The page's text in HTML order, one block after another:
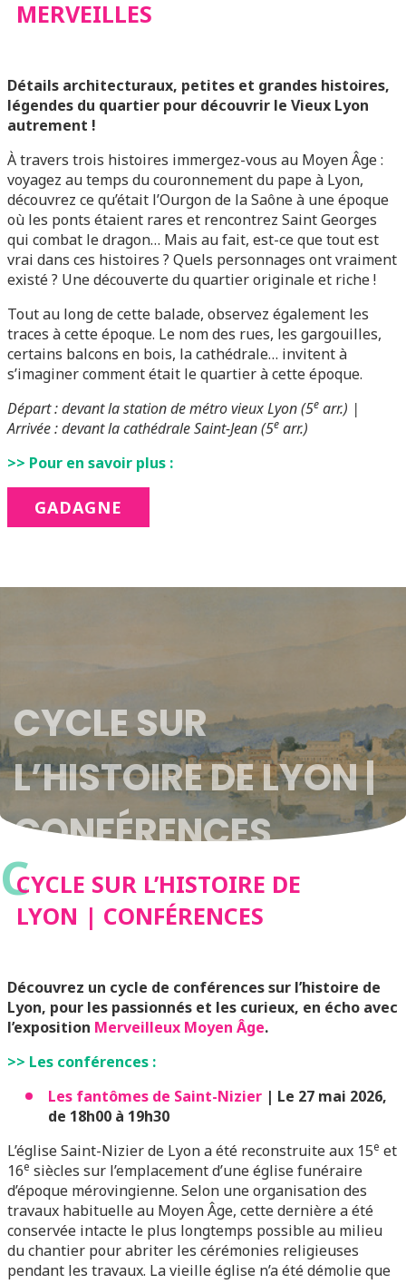
MERVEILLES
Détails architecturaux, petites et grandes histoires,
légendes du quartier pour découvrir le Vieux Lyon
autrement !
À travers trois histoires immergez-vous au Moyen Âge :
voyagez au temps du couronnement du pape à Lyon,
découvrez ce qu’était l’Ourgon de la Saône à une époque
où les ponts étaient rares et rencontrez Saint Georges
qui combat le dragon… Mais au fait, est-ce que tout est
vrai dans ces histoires ? Quels personnages ont vraiment
existé ? Une découverte du quartier originale et riche !
Tout au long de cette balade, observez également les
traces à cette époque. Le nom des rues, les gargouilles,
certains balcons en bois, la cathédrale… invitent à
s’imaginer comment était le quartier à cette époque.
Départ : devant la station de métro vieux Lyon (5e arr.) |
Arrivée : devant la cathédrale Saint-Jean (5e arr.)
>> Pour en savoir plus :
GADAGNE
CYCLE SUR
L’HISTOIRE DE LYON |
CONFÉRENCES
CCYCLE SUR L’HISTOIRE DE
LYON | CONFÉRENCES
Découvrez un cycle de conférences sur l’histoire de
Lyon, pour les passionnés et les curieux, en écho avec
l’exposition Merveilleux Moyen Âge.
>> Les conférences :
Les fantômes de Saint-Nizier | Le 27 mai 2026,
de 18h00 à 19h30
L’église Saint-Nizier de Lyon a été reconstruite aux 15e et
16e siècles sur l’emplacement d’une église funéraire
d’époque mérovingienne. Selon une organisation des
travaux habituelle au Moyen Âge, cette dernière a été
conservée intacte le plus longtemps possible au milieu
du chantier pour abriter les cérémonies religieuses
pendant les travaux. La vieille église n’a été démolie que